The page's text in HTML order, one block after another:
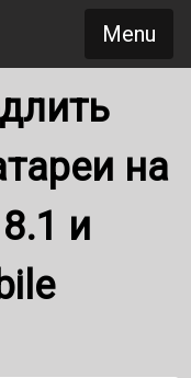
Menu
на
и